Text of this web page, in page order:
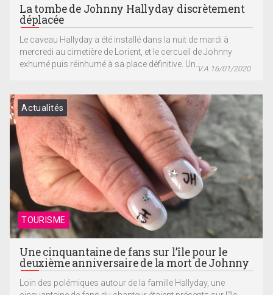
La tombe de Johnny Hallyday discrètement
déplacée
Le caveau Hallyday a été installé dans la nuit de mardi à
mercredi au cimetière de Lorient, et le cercueil de Johnny
exhumé puis réinhumé à sa place définitive. Un...V.A 16/01/2020
TOURISME
Actualités
Une cinquantaine de fans sur l’île pour le
deuxième anniversaire de la mort de Johnny
Loin des polémiques autour de la famille Hallyday, une